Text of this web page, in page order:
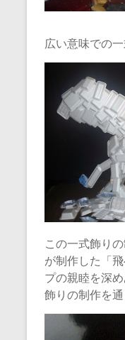
広い意味での
この一式飾り
が制作した「
プの親睦を深
飾りの制作を